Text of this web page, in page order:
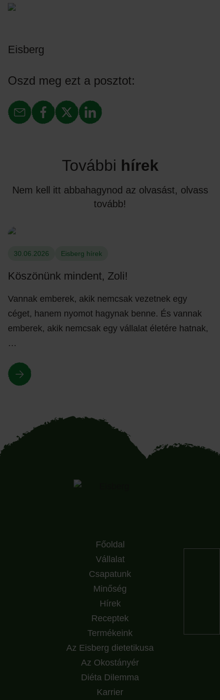
Eisberg
Oszd meg ezt a posztot:
További hírek
Nem kell itt abbahagynod az olvasást, olvass
tovább!
30.06.2026 Eisberg hírek
Köszönünk mindent, Zoli!
Vannak emberek, akik nemcsak vezetnek egy
céget, hanem nyomot hagynak benne. És vannak
emberek, akik nemcsak egy vállalat életére hatnak,
…
Főoldal
Vállalat
Csapatunk
Minőség
Hírek
Receptek
Termékeink
Az Eisberg dietetikusa
Az Okostányér
Diéta Dilemma
Karrier